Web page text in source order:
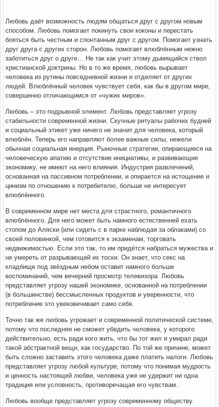
Любовь даёт возможность людям общаться друг с другом новым
способом. Любовь помогает покинуть свои коконы и перестать
бояться быть честным и спонтанным друг с другом. Помогает узнать
друг друга с других сторон. Любовь помогает влюблённым нежно
заботиться друг о друге… Не так как учит этому дымящийся ствол
христианской доктрины. Но в то же время, любовь вырывает
человека из рутины повседневной жизни и отделяет от других
людей. Влюблённый человек чувствует себя, как бы в другом мире,
совершенно отличающимся от «чужих миров».
Любовь – это подрывной элемент. Любовь представляет угрозу
стабильности современной жизни. Скучные ритуалы рабочих будней
и социальный этикет уже ничего не значит для человека, который
влюблён. Теперь его направляют более важные силы, нежели
обычная социальная инерция. Рыночные стратегии, опирающиеся на
человеческую апатию и отсутствие инициативы, и развивающие
экономику, не имеют на него влияния. Индустрия развлечений,
основанная на пассивном потреблении, и опирается на истощение и
цинизм по отношению к потребителю, больше не интересует
влюблённого.
В современном мире нет места для страстного, романтичного
влюблённого. Для него может быть намного естественней ехать
стопом до Аляски (или сидеть с в парке наблюдая за облаками) со
своей половинкой, чем готовится к экзаменам, торговать
недвижимостью. Если это так, то им придётся набраться мужества и
не умереть от разрывающей их тоски. Он знает, что секс на
кладбище под звёздным небом оставит намного больше
воспоминаний, чем вечерний просмотр телевизора. Любовь
представляет угрозу нашей экономике, основанной на потреблении
(в большинстве) бессмысленных продуктов и уверенности, что
потребление это увековечивает само себя.
Точно так же любовь угрожает и современной политической системе,
потому что последняя не сможет убедить человека, у которого
действительно, есть ради кого жить, что бы тот жил и умирал ради
такой абстрактной вещи, как государство. По той же причине, может
быть сложно заставить этого человека даже платить налоги. Любовь
представляет угрозу любой культуре, потому что понимая мудрость
и ценность настоящей любви, человека уже не удержит ни одна
традиция или условность, противоречащая его чувствам.
Любовь вообще представляет угрозу современному обществу.